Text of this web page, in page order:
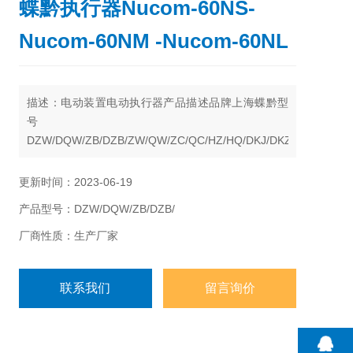
蝶黔执行器Nucom-60NS-
Nucom-60NM -Nucom-60NL
描述：电动装置电动执行器产品描述品牌上海蝶黔型
号
DZW/DQW/ZB/DZB/ZW/QW/ZC/QC/HZ/HQ/DKJ/DKZ
模式电动环境温度-20-60℃ 导产品为：普通多回
智能调节型系列、整体一体化、非侵入式液晶遥控系
列
更新时间：2023-06-19
产品型号：DZW/DQW/ZB/DZB/
厂商性质：生产厂家
联系我们 留言询价